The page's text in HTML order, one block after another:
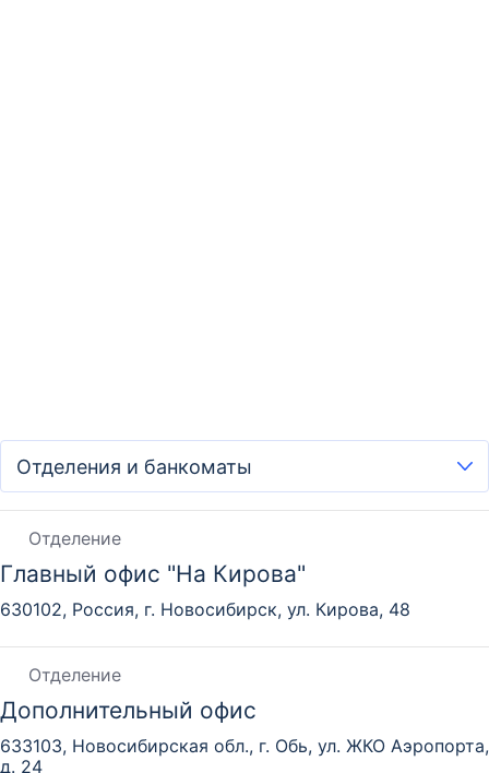
Отделение
Главный офис "На Кирова"
630102, Россия, г. Новосибирск, ул. Кирова, 48
Отделение
Дополнительный офис
633103, Новосибирская обл., г. Обь, ул. ЖКО Аэропорта,
д. 24